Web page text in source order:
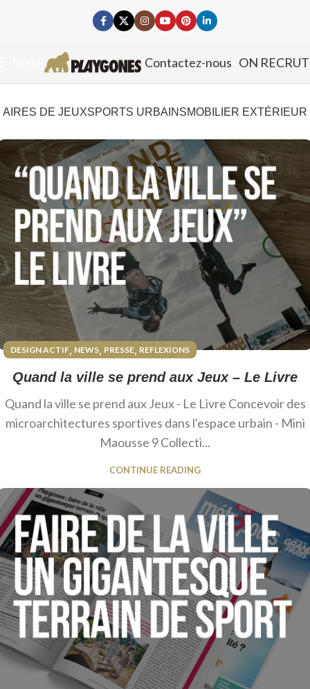
Contactez-nous ON
AIRES DE JEUXSPORTS URBAINSMOBILIER EXTÉRIEUR
DESIGN ACTIF, NEWS, PRESSE, REFLEXIONS
Quand la ville se prend aux Jeux – Le Livre
Quand la ville se prend aux Jeux - Le Livre Concevoir des
microarchitectures sportives dans l'espace urbain - Mini
Maousse 9 Collecti...
CONTINUE READING